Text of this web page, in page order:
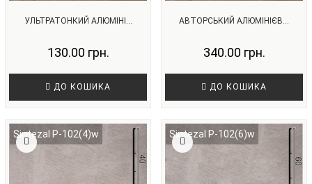
УЛЬТРАТОНКИЙ АЛЮМІНІ...
130.00 грн.
ДО КОШИКА
АВТОРСЬКИЙ АЛЮМІНІЄВ...
340.00 грн.
ДО КОШИКА
Sintezal P-102(4)w Sintezal P-102(6)w